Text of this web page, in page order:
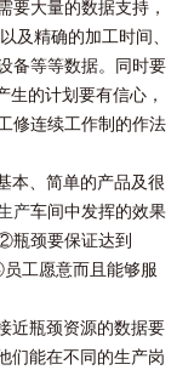
大量的数据支持，
及精确的加工时间、
备等等数据。同时要
生的计划要有信心，
修连续工作制的作法
、简单的产品及很
产车间中发挥的效果
瓶颈要保证达到
工愿意而且能够服
瓶颈资源的数据要
们能在不同的生产岗